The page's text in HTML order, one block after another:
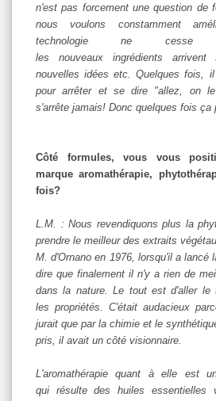
n'est pas forcement une question de
nous voulons constamment
technologie ne cesse
les nouveaux ingrédients
nouvelles idées etc. Quelques fois,
pour arrêter et se dire "allez, on
s'arrête jamais! Donc quelques fois ça
Côté formules, vous vous
marque aromathérapie,
fois?
L.M. : Nous revendiquons plus la
prendre le meilleur des extraits
M. d'Ornano en 1976, lorsqu'il a lancé
dire que finalement il n'y a rien de
dans la nature. Le tout est d'aller le
les propriétés. C'était audacieux
jurait que par la chimie et le
pris, il avait un côté visionnaire.
L'aromathérapie quant à elle est
qui résulte des huiles essentielles